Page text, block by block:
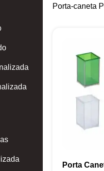
Porta-caneta
Porta